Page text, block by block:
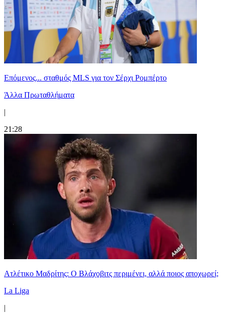
Επόμενος... σταθμός MLS για τον Σέρχι Ρομπέρτο
Άλλα Πρωταθλήματα
|
21:28
Ατλέτικο Μαδρίτης: Ο Βλάχοβιτς περιμένει, αλλά ποιος αποχωρεί;
La Liga
|